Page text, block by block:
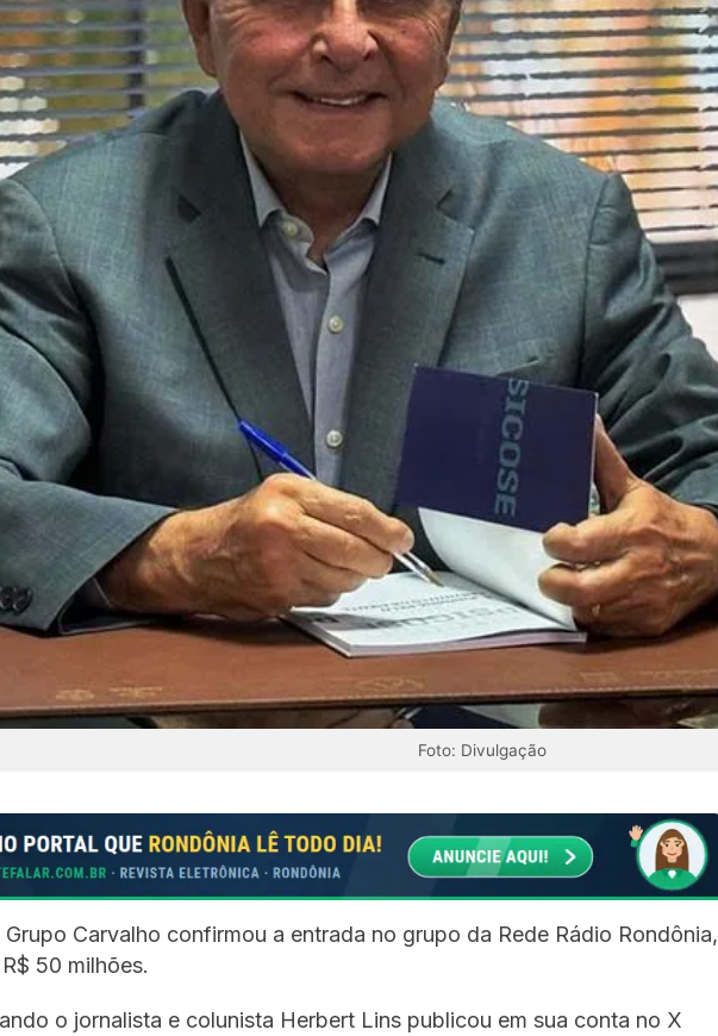
Foto: Divulgação
Carvalho confirmou a entrada no grupo da Rede Rádio Rondônia,
50 milhões.
o jornalista e colunista Herbert Lins publicou em sua conta no X